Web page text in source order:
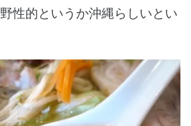
性的というか沖縄らしいとい